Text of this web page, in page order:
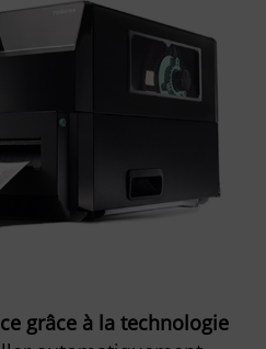
grâce à la technologie